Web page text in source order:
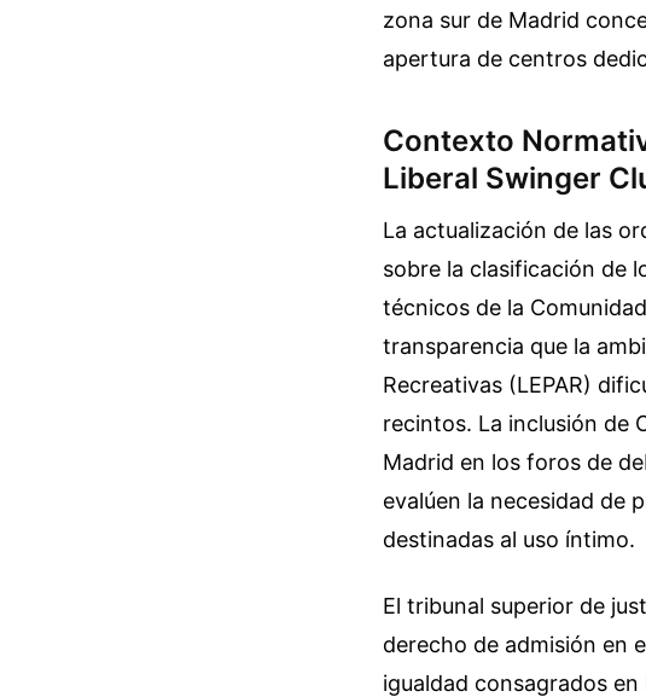
zona sur de Madrid
apertura de centros
Contexto
Liberal Swinger
La actualización de las
sobre la clasificación de
técnicos de la
transparencia que la
Recreativas (LEPAR)
recintos. La inclusión de
Madrid en los foros de
evalúen la necesidad de
destinadas al uso íntimo.
El tribunal superior de
derecho de admisión en
igualdad consagrados